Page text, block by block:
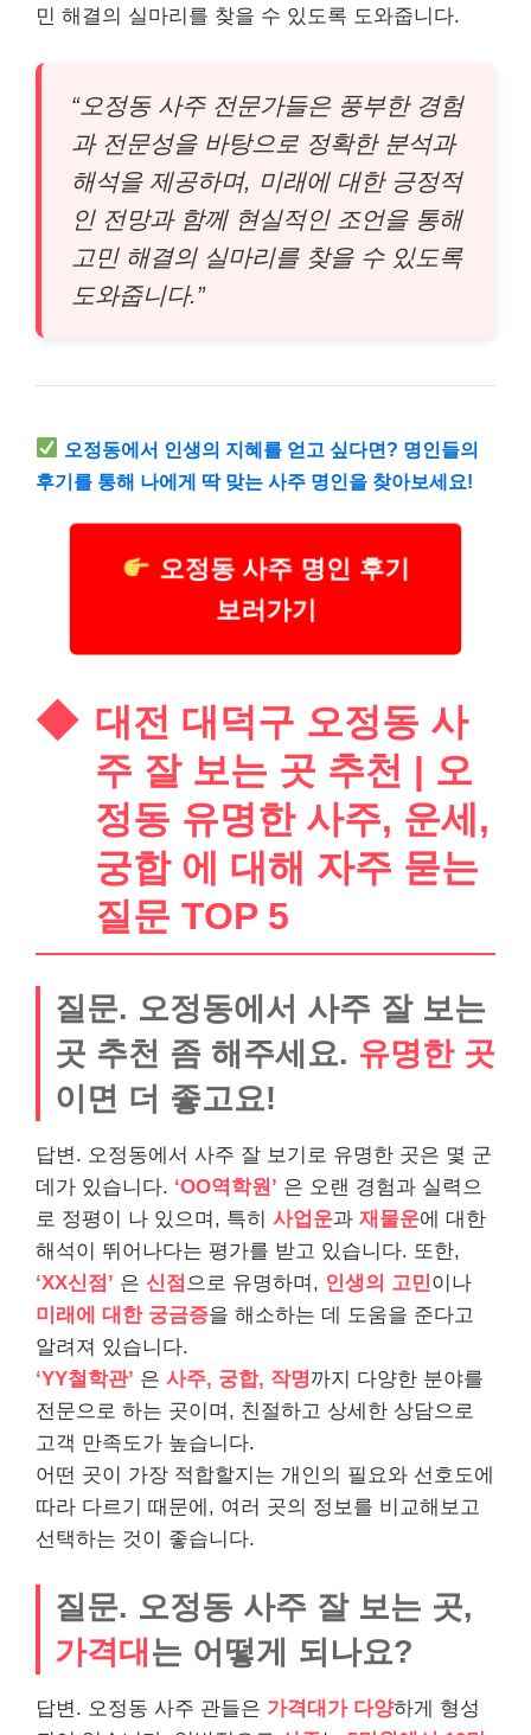
민 해결의 실마리를 찾을 수 있도록 도와줍니다.
“오정동 사주 전문가들은 풍부한 경험
과 전문성을 바탕으로 정확한 분석과
해석을 제공하며, 미래에 대한 긍정적
인 전망과 함께 현실적인 조언을 통해
고민 해결의 실마리를 찾을 수 있도록
도와줍니다.”
오정동에서 인생의 지혜를 얻고 싶다면? 명인들의
후기를 통해 나에게 딱 맞는 사주 명인을 찾아보세요!
오정동 사주 명인 후기
보러가기
대전 대덕구 오정동 사
주 잘 보는 곳 추천 | 오
정동 유명한 사주, 운세,
궁합 에 대해 자주 묻는
질문 TOP 5
질문. 오정동에서 사주 잘 보는
곳 추천 좀 해주세요. 유명한 곳
이면 더 좋고요!
답변. 오정동에서 사주 잘 보기로 유명한 곳은 몇 군
데가 있습니다. ‘OO역학원’ 은 오랜 경험과 실력으
로 정평이 나 있으며, 특히 사업운과 재물운에 대한
해석이 뛰어나다는 평가를 받고 있습니다. 또한,
‘XX신점’ 은 신점 으로 유명하며, 인생의 고민이나
미래에 대한 궁금증을 해소하는 데 도움을 준다고
알려져 있습니다.
‘YY철학관’ 은 사주, 궁합, 작명까지 다양한 분야를
전문으로 하는 곳이며, 친절하고 상세한 상담으로
고객 만족도가 높습니다.
어떤 곳이 가장 적합할지는 개인의 필요와 선호도에
따라 다르기 때문에, 여러 곳의 정보를 비교해보고
선택하는 것이 좋습니다.
질문. 오정동 사주 잘 보는 곳,
가격대 는 어떻게 되나요?
답변. 오정동 사주 관들은 가격대가 다양하게 형성